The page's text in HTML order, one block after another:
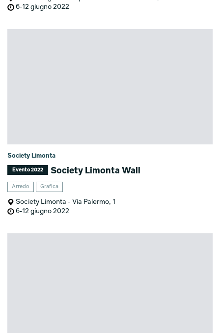
6-12 giugno 2022
Society Limonta
Evento 2022 Society Limonta Wall
Arredo Grafica
Society Limonta - Via Palermo, 1
6-12 giugno 2022